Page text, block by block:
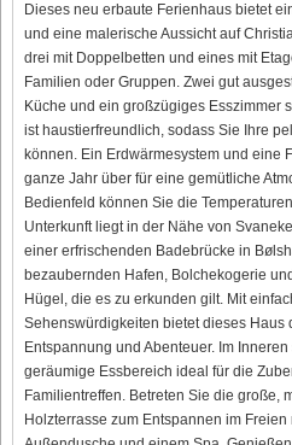
Dieses neu erbaute Ferienhaus bietet
und eine malerische Aussicht auf
drei mit Doppelbetten und eines mit
Familien oder Gruppen. Zwei gut
Küche und ein großzügiges Esszimmer
ist haustierfreundlich, sodass Sie Ihre
können. Ein Erdwärmesystem und eine
ganze Jahr über für eine gemütliche
Bedienfeld können Sie die
Unterkunft liegt in der Nähe von
einer erfrischenden Badebrücke in
bezaubernden Hafen, Bolchekogerie
Hügel, die es zu erkunden gilt. Mit
Sehenswürdigkeiten bietet dieses Haus
Entspannung und Abenteuer. Im
geräumige Essbereich ideal für die
Familientreffen. Betreten Sie die große,
Holzterrasse zum Entspannen im